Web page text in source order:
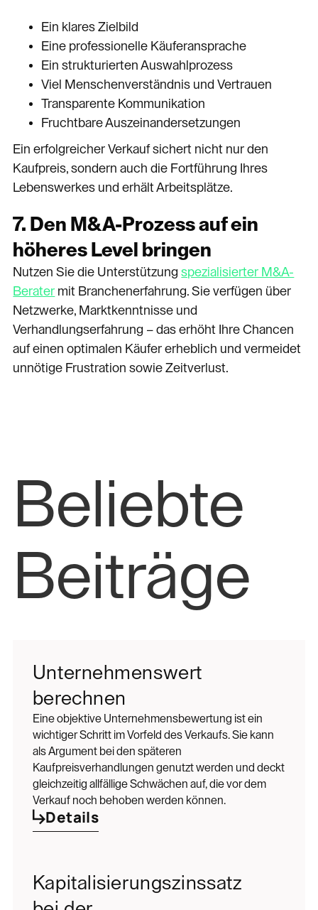
Ein klares Zielbild
Eine professionelle Käuferansprache
Ein strukturierten Auswahlprozess
Viel Menschenverständnis und Vertrauen
Transparente Kommunikation
Fruchtbare Auszeinandersetzungen
Ein erfolgreicher Verkauf sichert nicht nur den
Kaufpreis, sondern auch die Fortführung Ihres
Lebenswerkes und erhält Arbeitsplätze.
7. Den M&A-Prozess auf ein
höheres Level bringen
Nutzen Sie die Unterstützungspezialisierter M&A-
Berater mit Branchenerfahrung. Sie verfügen über
Netzwerke, Marktkenntnisse und
Verhandlungserfahrung – das erhöht Ihre Chancen
auf einen optimalen Käufer erheblich und vermeidet
unnötige Frustration sowie Zeitverlust.
Beliebte
Beiträge
Unternehmenswert
berechnen
Eine objektive Unternehmensbewertung ist ein
wichtiger Schritt im Vorfeld des Verkaufs. Sie kann
als Argument bei den späteren
Kaufpreisverhandlungen genutzt werden und deckt
gleichzeitig allfällige Schwächen auf, die vor dem
Verkauf noch behoben werden können.
Details
Kapitalisierungszinssatz